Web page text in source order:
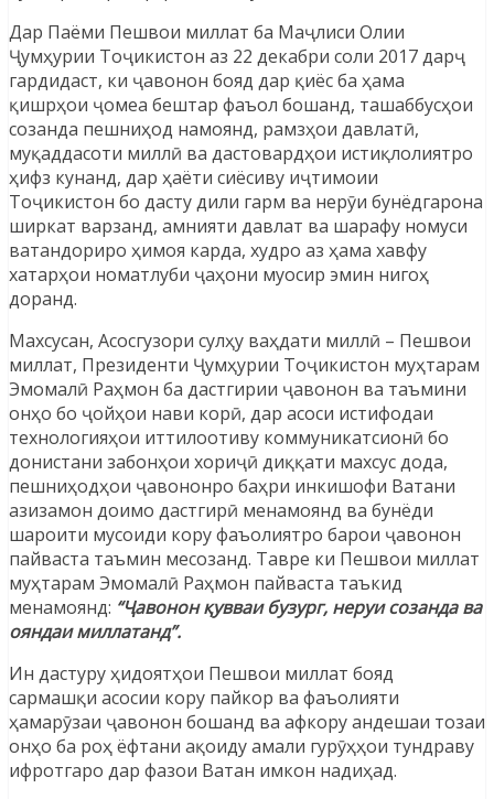
Дар Паёми Пешвои миллат ба Маҷлиси Олии
Ҷумҳурии Тоҷикистон аз 22 декабри соли 2017 дарҷ
гардидаст, ки ҷавонон бояд дар қиёс ба ҳама
қишрҳои ҷомеа бештар фаъол бошанд, ташаббусҳои
созанда пешниҳод намоянд, рамзҳои давлатӣ,
муқаддасоти миллӣ ва дастовардҳои истиқлолиятро
ҳифз кунанд, дар ҳаёти сиёсиву иҷтимоии
Тоҷикистон бо дасту дили гарм ва нерӯи бунёдгарона
ширкат варзанд, амнияти давлат ва шарафу номуси
ватандориро ҳимоя карда, худро аз ҳама хавфу
хатарҳои номатлуби ҷаҳони муосир эмин нигоҳ
доранд.
Махсусан, Асосгузори сулҳу ваҳдати миллӣ – Пешвои
миллат, Президенти Ҷумҳурии Тоҷикистон муҳтарам
Эмомалӣ Раҳмон ба дастгирии ҷавонон ва таъмини
онҳо бо ҷойҳои нави корӣ, дар асоси истифодаи
технологияҳои иттилоотиву коммуникатсионӣ бо
донистани забонҳои хориҷӣ диққати махсус дода,
пешниҳодҳои ҷавононро баҳри инкишофи Ватани
азизамон доимо дастгирӣ менамоянд ва бунёди
шароити мусоиди кору фаъолиятро барои ҷавонон
пайваста таъмин месозанд. Тавре ки Пешвои миллат
муҳтарам Эмомалӣ Раҳмон пайваста таъкид
менамоянд: “Ҷавонон қувваи бузург, неруи созанда ва
ояндаи миллатанд”.
Ин дастуру ҳидоятҳои Пешвои миллат бояд
сармашқи асосии кору пайкор ва фаъолияти
ҳамарӯзаи ҷавонон бошанд ва афкору андешаи тозаи
онҳо ба роҳ ёфтани ақоиду амали гурӯҳҳои тундраву
ифротгаро дар фазои Ватан имкон надиҳад.